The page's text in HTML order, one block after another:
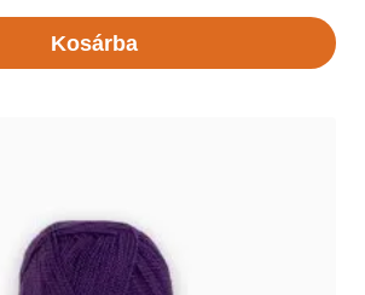
Kosárba